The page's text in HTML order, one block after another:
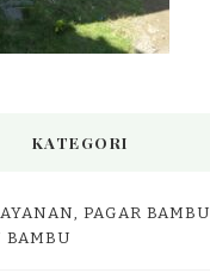
KATEGORI
PAGAR BAMBU
BAMBU